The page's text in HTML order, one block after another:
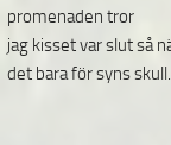
promenaden tror
jag kisset var slut så
det bara för syns skull.